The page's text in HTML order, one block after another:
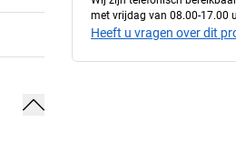
met vrijdag van 08.00-17.00
Heeft u vragen over dit